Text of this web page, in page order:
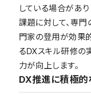
している場合があり
課題に対して、専
門家の登用が効果
るDXスキル研修の
力が向上します。
DX推進に積極的